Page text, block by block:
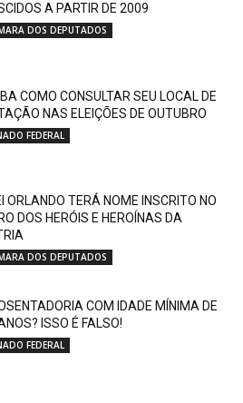
A PARTIR DE 2009
DOS DEPUTADOS
COMO CONSULTAR SEU LOCAL DE
NAS ELEIÇÕES DE OUTUBRO
FEDERAL
ORLANDO TERÁ NOME INSCRITO NO
DOS HERÓIS E HEROÍNAS DA
DOS DEPUTADOS
COM IDADE MÍNIMA DE
ISSO É FALSO!
FEDERAL